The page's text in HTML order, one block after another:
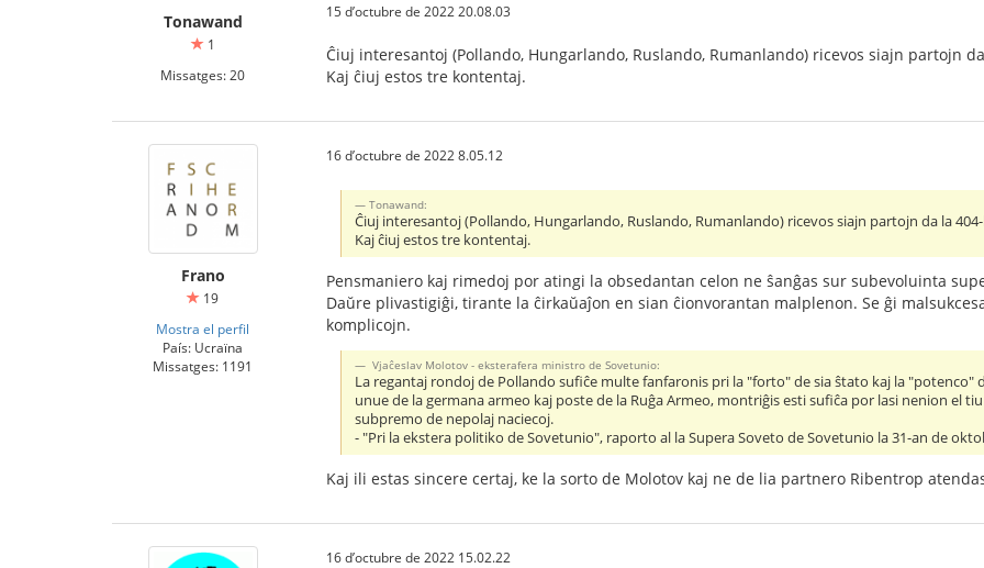
Tonawand
1
Missatges: 20
15 d’octubre de 2022 20.08.03
Ĉiuj interesantoj (Pollando, Hungarlando, Ruslando, Rumanlando) ricevos siajn partojn
Kaj ĉiuj estos tre kontentaj.
Frano
19
Mostra el perfil
País: Ucraïna
Missatges: 1191
16 d’octubre de 2022 8.05.12
Tonawand:
Ĉiuj interesantoj (Pollando, Hungarlando, Ruslando, Rumanlando) ricevos siajn partojn da la
Kaj ĉiuj estos tre kontentaj.
Pensmaniero kaj rimedoj por atingi la obsedantan celon ne ŝanĝas sur subevoluinta
Daŭre plivastigiĝi, tirante la ĉirkaŭaĵon en sian ĉionvorantan malplenon. Se ĝi
komplicojn.
Vjaĉeslav Molotov - eksterafera ministro de Sovetunio:
La regantaj rondoj de Pollando sufiĉe multe fanfaronis pri la "forto" de sia ŝtato kaj la
unue de la germana armeo kaj poste de la Ruĝa Armeo, montriĝis esti sufiĉa por lasi nenion el
subpremo de nepolaj naciecoj.
- "Pri la ekstera politiko de Sovetunio", raporto al la Supera Soveto de Sovetunio la 31-an de
Kaj ili estas sincere certaj, ke la sorto de Molotov kaj ne de lia partnero Ribentrop
16 d’octubre de 2022 15.02.22